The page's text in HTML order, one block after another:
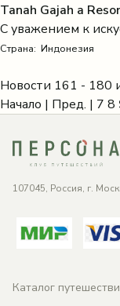
Tanah Gajah a
С уважением к
Страна: Индонезия
Новости 161 - 180
Начало | Пред. | 7 8
107045, Россия, г.
Каталог